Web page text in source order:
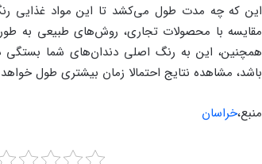
این که چه مدت طول می‌کشد تا این مواد غذایی
مقایسه با محصولات تجاری، روش‌های طبیعی به طور
همچنین، این به رنگ اصلی دندان‌های شما بستگی
باشد، مشاهده نتایج احتمالا زمان بیشتری طول
منبع،خراسان